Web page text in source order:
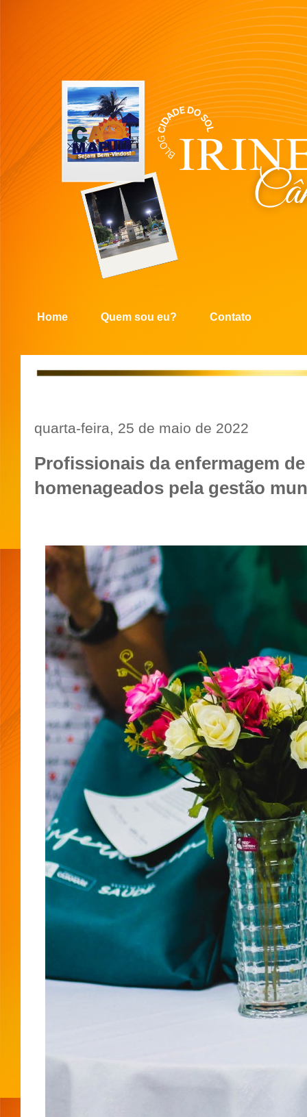
Home Quem sou eu? Contato
quarta-feira, 25 de maio de 2022
Profissionais da enfermagem
homenageados pela gestão